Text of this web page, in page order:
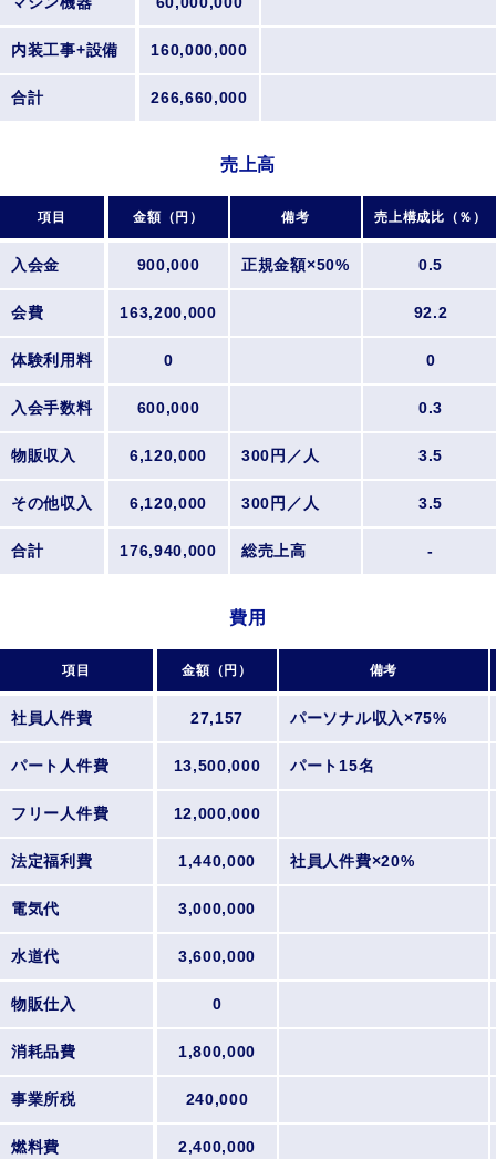
内装工事+設備 160,000,000
合計 266,660,000
売上高
項目 金額（円） 備考 売上構成比（％）
入会金 900,000 正規金額×50% 0.5
会費 163,200,000 92.2
体験利用料 0 0
入会手数料 600,000 0.3
物販収入 6,120,000 300円／人 3.5
その他収入 6,120,000 300円／人 3.5
合計 176,940,000 総売上高 -
費用
項目 金額（円） 備考
社員人件費 27,157 パーソナル収入×75%
パート人件費 13,500,000 パート15名
フリー人件費 12,000,000
法定福利費 1,440,000 社員人件費×20%
電気代 3,000,000
水道代 3,600,000
物販仕入 0
消耗品費 1,800,000
事業所税 240,000
燃料費 2,400,000